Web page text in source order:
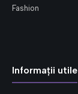
Fashion
Informații utile